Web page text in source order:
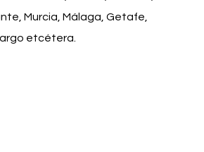
Murcia, Málaga, Getafe,
etcétera.